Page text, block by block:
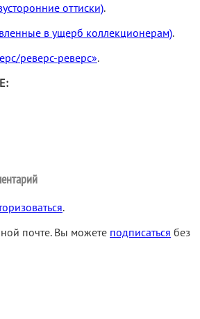
оттиски).
в ущерб коллекционерам).
реверс-реверс».
.
почте. Вы можете подписаться без